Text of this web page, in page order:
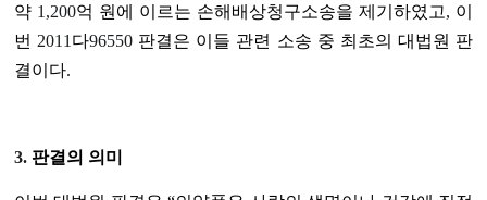
약 1,200억 원에 이르는 손해배상청구소송을 제기하였고, 이
번 2011 다96550 판결은 이들 관련 소송 중 최초의 대법원 판
결이다.
3. 판결의 의미